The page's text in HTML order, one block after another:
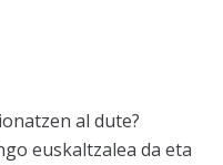
al dute?
euskaltzalea da eta